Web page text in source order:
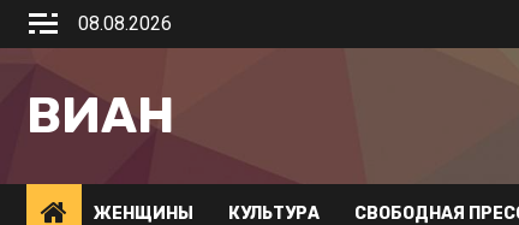
08.08.2026
ВИАН
ЖЕНЩИНЫ КУЛЬТУРА СВОБОДНАЯ